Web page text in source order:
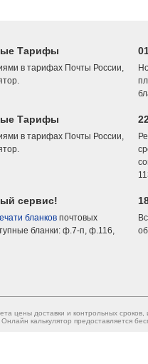
Тарифы
в тарифах Почты России,
Тарифы
в тарифах Почты России,
сервис!
бланков почтовых
бланки: ф.7-п, ф.116,
цены доставки и контрольных
калькулятор предоставляется